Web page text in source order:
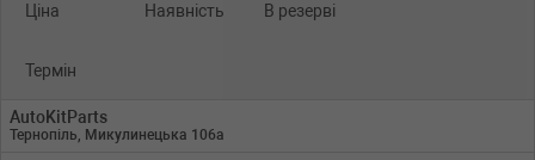
Ціна Наявність В резерві
Термін
AutoKitParts
Тернопіль, Микулинецька 106а